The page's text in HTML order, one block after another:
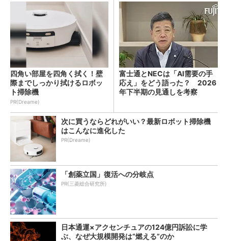
四角い部屋を四角く拭く！壁
際までしっかり拭けるロボッ
ト掃除機
PR(Dreame)
富士通とNECは「AI需要の手
応え」をどう語った？ 2026
年下半期の見通しを考察
次に買うならどれがいい？最新ロボット掃除機
はこんなに進化した
PR(Dreame)
「創薬立国」復活への分岐点
PR(三菱総合研究所)
日本通運×アクセンチュアの124億円訴訟に学
ぶ、なぜ大規模開発は“燃える”のか